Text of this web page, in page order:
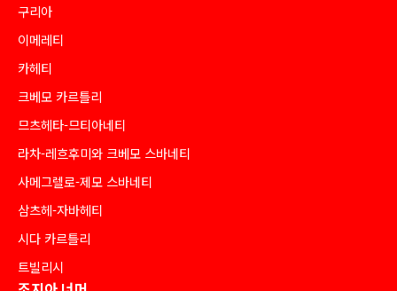
구리아
이메레티
카헤티
크베모 카르틀리
므츠헤타-므티아네티
라차-레흐후미와 크베모 스바네티
사메그렐로-제모 스바네티
삼츠헤-자바헤티
시다 카르틀리
트빌리시